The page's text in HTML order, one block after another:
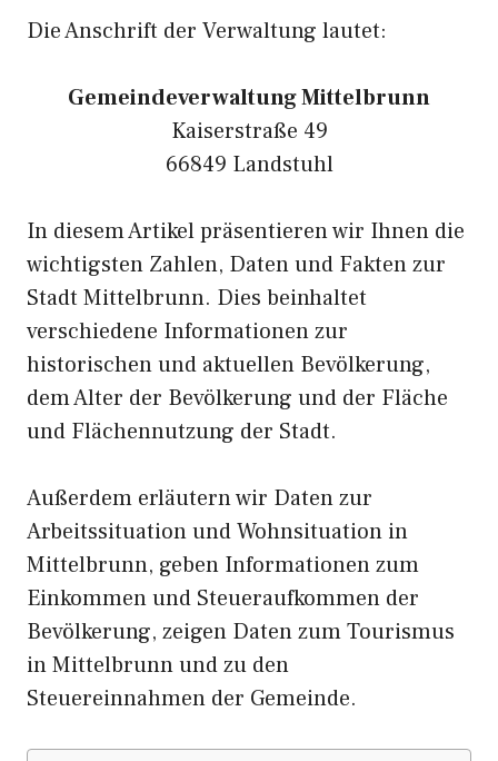
Die Anschrift der Verwaltung lautet:
Gemeindeverwaltung Mittelbrunn
Kaiserstraße 49
66849 Landstuhl
In diesem Artikel präsentieren wir Ihnen die
wichtigsten Zahlen, Daten und Fakten zur
Stadt Mittelbrunn. Dies beinhaltet
verschiedene Informationen zur
historischen und aktuellen Bevölkerung,
dem Alter der Bevölkerung und der Fläche
und Flächennutzung der Stadt.
Außerdem erläutern wir Daten zur
Arbeitssituation und Wohnsituation in
Mittelbrunn, geben Informationen zum
Einkommen und Steueraufkommen der
Bevölkerung, zeigen Daten zum Tourismus
in Mittelbrunn und zu den
Steuereinnahmen der Gemeinde.